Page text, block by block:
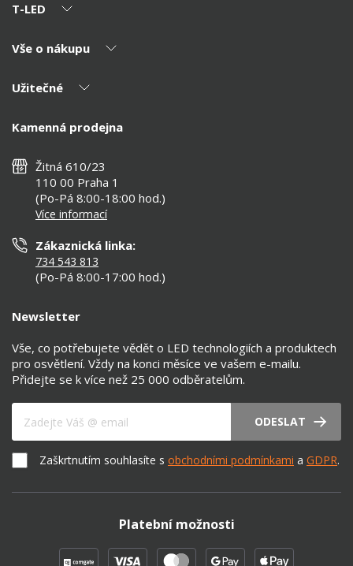
T-LED
O nás
Kontakty
Vše o nákupu
Výhody T-LED
Montáž
Nejčastější dotazy
Než koupíte
Osvětlení dle místnosti
Užitečné
Reklamace a vrácení
Zásady ochrany soukromí
Nastavení cookies
Prohlášení o přístupnosti
Kamenná prodejna
Žitná 610/23
110 00 Praha 1
(Po-Pá 8:00-18:00 hod.)
Více informací
Zákaznická linka:
734 543 813
(Po-Pá 8:00-17:00 hod.)
Newsletter
Vše, co potřebujete vědět o LED technologiích a produktech
pro osvětlení. Vždy na konci měsíce ve vašem e-mailu.
Přidejte se k více než 25 000 odběratelům.
ODESLAT
Zaškrtnutím souhlasíte s obchodními podmínkami a GDPR.
Platební možnosti